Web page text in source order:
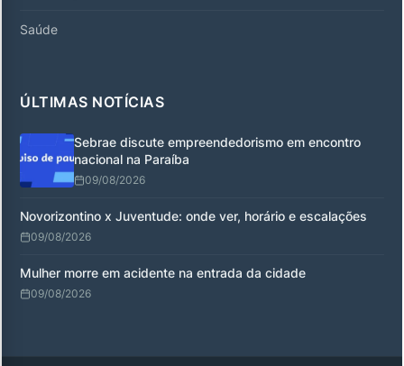
Saúde
ÚLTIMAS NOTÍCIAS
Sebrae discute empreendedorismo em encontro
nacional na Paraíba
09/08/2026
Novorizontino x Juventude: onde ver, horário e escalações
09/08/2026
Mulher morre em acidente na entrada da cidade
09/08/2026